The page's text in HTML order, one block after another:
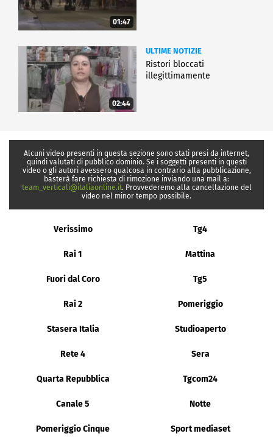
01:47
02:44
ULTIME NOTIZIE
Ristori bloccati
illegittimamente
Alcuni video presenti in questa sezione sono stati presi da internet,
quindi valutati di pubblico dominio. Se i soggetti presenti in questi
video o gli autori avessero qualcosa in contrario alla pubblicazione,
basterà fare richiesta di rimozione inviando una mail a:
team_verticali@italiaonline.it. Provvederemo alla cancellazione del
video nel minor tempo possibile.
Verissimo Tg4
Rai 1 Mattina
Fuori dal Coro Tg5
Rai 2 Pomeriggio
Stasera Italia Studioaperto
Rete 4 Sera
Quarta Repubblica Tgcom24
Canale 5 Notte
Pomeriggio Cinque Sport mediaset